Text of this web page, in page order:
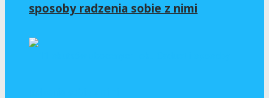
sposoby radzenia sobie z nimi